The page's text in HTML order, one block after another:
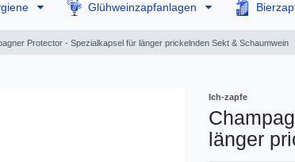
Glühweinzapfanlagen
Protector - Spezialkapsel für länger prickelnden Sekt & Schaumwein
Ich-zapfe
länger